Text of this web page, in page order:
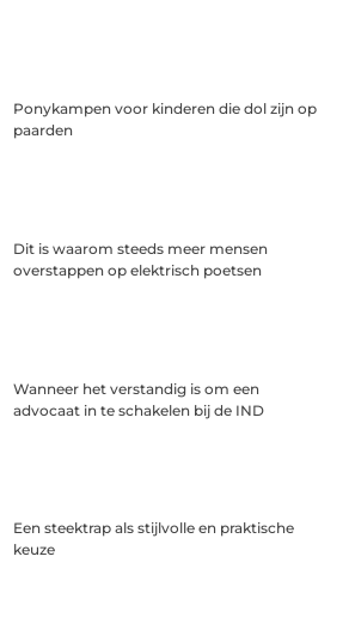
Ponykampen voor kinderen die dol zijn op
paarden
Dit is waarom steeds meer mensen
overstappen op elektrisch poetsen
Wanneer het verstandig is om een
advocaat in te schakelen bij de IND
Een steektrap als stijlvolle en praktische
keuze